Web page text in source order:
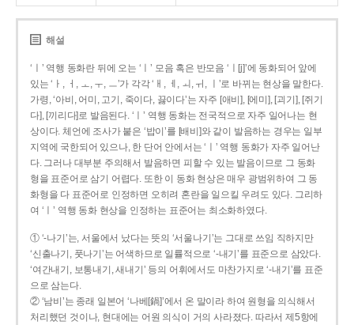
해설
‘ㅣ’ 역행 동화란 뒤에 오는 ‘ㅣ’ 모음 혹은 반모음 ‘ㅣ[j]’에 동화되어 앞에
있는 ‘ㅏ, ㅓ, ㅗ, ㅜ, ㅡ’가 각각 ‘ㅐ, ㅔ, ㅚ, ㅟ, ㅣ’로 바뀌는 현상을 말한다.
가령, ‘아비, 어미, 고기, 죽이다, 끓이다’는 자주 [애비], [에미], [괴기], [쥐기
다], [끼리다]로 발음된다. ‘ㅣ’ 역행 동화는 전국적으로 자주 일어나는 현
상이다. 체언에 조사가 붙은 ‘밥이’를 [배비]와 같이 발음하는 경우는 일부
지역에 국한되어 있으나, 한 단어 안에서는 ‘ㅣ’ 역행 동화가 자주 일어난
다. 그러나 대부분 주의해서 발음하면 피할 수 있는 발음이므로 그 동화
형을 표준어로 삼기 어렵다. 또한 이 동화 현상은 매우 광범위하여 그 동
화형을 다 표준어로 인정하면 오히려 혼란을 일으킬 우려도 있다. 그리하
여 ‘ㅣ’ 역행 동화 현상을 인정하는 표준어는 최소화하였다.
① ‘-나기’는, 서울에서 났다는 뜻의 ‘서울나기’는 그대로 쓰임 직하지만
‘신출나기, 풋나기’는 어색하므로 일률적으로 ‘-내기’를 표준으로 삼았다.
‘여간내기, 보통내기, 새내기’ 등의 어휘에서도 마찬가지로 ‘-내기’를 표준
으로 삼는다.
② ‘남비’는 종래 일본어 ‘나베[鍋]’에서 온 말이라 하여 원형을 의식해서
처리했던 것이나, 현대에는 어원 의식이 거의 사라졌다. 따라서 제5항에